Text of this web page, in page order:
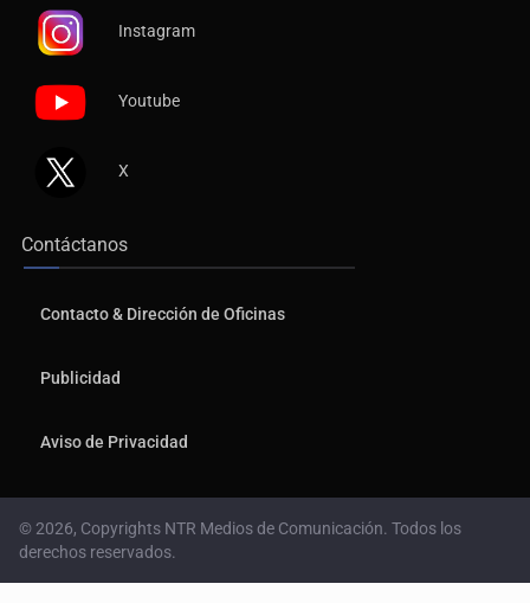
Instagram
Youtube
X
Contáctanos
Contacto & Dirección de Oficinas
Publicidad
Aviso de Privacidad
© 2026, Copyrights NTR Medios de Comunicación. Todos los
derechos reservados.